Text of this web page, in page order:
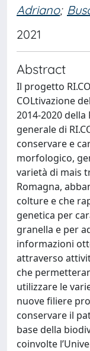
Adriano;
2021
Abstract
Il progetto
COLtivazione
2014-2020
generale di
conservare e
morfologico,
varietà di mais
Romagna,
colture e che
genetica per
granella e per
informazioni
attraverso
che
utilizzare le
nuove filiere
conservare il
base della
coinvolte